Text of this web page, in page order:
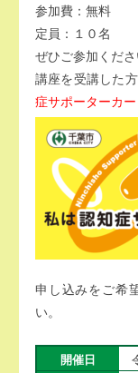
参加費：無料
定員：１０名
ぜひご参加くださ
講座を受講した
症サポーターカー
申し込みをご希
い。
開催日